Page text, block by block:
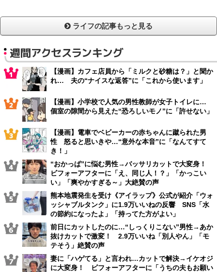
ライフの記事もっと見る
週間アクセスランキング
【漫画】カフェ店員から「ミルクと砂糖は？」と聞か
れ… 夫の“ナイスな返答”に「これから使います」
【漫画】小学校で人気の男性教師が女子トイレに…
個室の隙間から見えた“恐ろしいモノ”に「許せない」
【漫画】電車でベビーカーの赤ちゃんに蹴られた男
性 怒ると思いきや…“意外な本音”に「なんてすて
き！」
“おかっぱ”に悩む男性→バッサリカットで大変身！
ビフォーアフターに「え、同じ人！？」「かっこい
い」「爽やかすぎる～」大絶賛の声
熊本地震発生を受け《アイラップ》公式が紹介「ウォ
ッシャブルタンク」に1.9万いいねの反響 SNS「水
の節約になったよ」「持ってた方がよい」
前日にカットしたのに…“しっくりこない”男性→あか
抜けカットで激変！ 2.9万いいね「別人やん」「モ
テそう」絶賛の声
妻に「ハゲてる」と言われ…カットで解決→イケオジ
に大変身！ ビフォーアフターに「うちの夫もお願い